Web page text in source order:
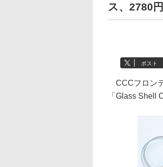
ス、2780円
ポスト
CCCフロン
「Glass Shell